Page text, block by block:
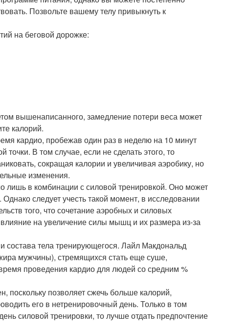
Позвольте вашему телу привыкнуть к
на беговой дорожке:
вышенаписанного, замедление потери веса может
калорий.
кардио, пробежав один раз в неделю на 10 минут
В том случае, если не сделать этого, то
сокращая калории и увеличивая аэробику, но
изменения.
лишь в комбинации с силовой тренировкой. Оно может
следует учесть такой момент, в исследовании
того, что сочетание аэробных и силовых
на увеличение силы мышц и их размера из-за
состава тела тренирующегося. Лайл Макдональд
мужчины), стремящихся стать еще суше,
проведения кардио для людей со средним %
поскольку позволяет сжечь больше калорий,
его в нетренировочный день. Только в том
силовой тренировки, то лучше отдать предпочтение